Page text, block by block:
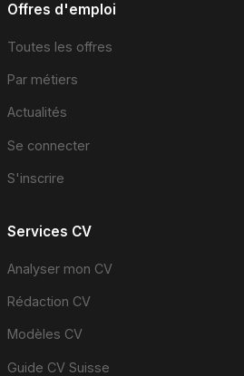
Offres d'emploi
Toutes les offres
Par métiers
Actualités
Se connecter
S'inscrire
Services CV
Analyser mon CV
Rédaction CV
Modèles CV
Guide CV Suisse